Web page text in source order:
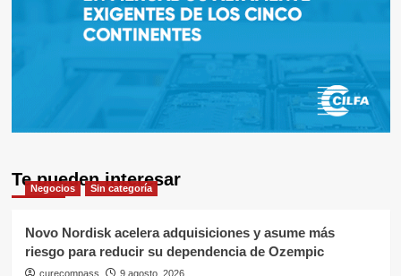
Te pueden interesar
Negocios Sin categoría
Novo Nordisk acelera adquisiciones y asume más
riesgo para reducir su dependencia de Ozempic
curecompass 9 agosto, 2026